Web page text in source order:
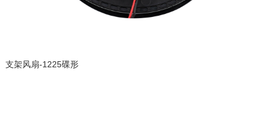
支架风扇-1225碟形